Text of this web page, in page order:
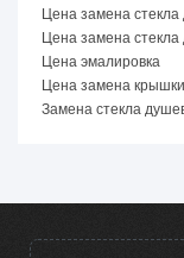
Цена замена
Цена замена
Цена эмалировка
Цена замена
Замена стекла